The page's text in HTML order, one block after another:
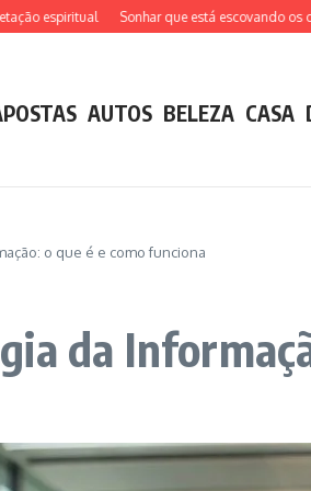
espiritual Sonhar que está escovando os
AUTOS BELEZA CASA
o que é e como funciona
da